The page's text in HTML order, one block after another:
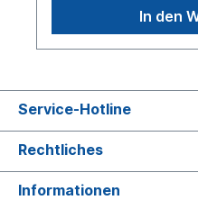
Anzugsdrehmomente
entnehmen. Gewinde Anzugsdrehmoment:M
22x1.5 40 ±2 NmDie
dem Rohr erfolgt mit
eine Beschädigung der
Kunststoffrohr durch
ausgeschlossen. Die
gegen Austreten der
In den
Service-Hotline
Rechtliches
Informationen